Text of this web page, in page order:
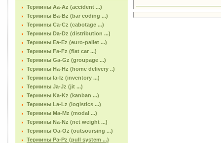
Термины Aa-Az (accident ...)
Термины Ba-Bz (bar coding ...)
Термины Ca-Cz (cabotage ...)
Термины Da-Dz (distribution ...)
Термины Ea-Ez (euro-pallet ...)
Термины Fa-Fz (flat car ...)
Термины Ga-Gz (groupage ...)
Термины Ha-Hz (home delivery ..)
Термины Ia-Iz (inventory ...)
Термины Ja-Jz (jit ...)
Термины Ka-Kz (kanban ...)
Термины La-Lz (logistics ...)
Термины Ma-Mz (modal ...)
Термины Na-Nz (net weight ...)
Термины Oa-Oz (outsoursing ...)
Термины Pa-Pz (pull system ...)